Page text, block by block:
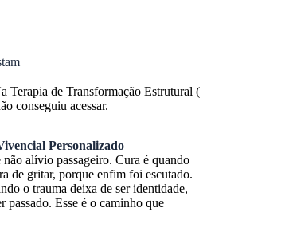
Terapia de Transformação Estrutural (
conseguiu acessar.
Personalizado
não alívio passageiro. Cura é quando
de gritar, porque enfim foi escutado.
o trauma deixa de ser identidade,
passado. Esse é o caminho que